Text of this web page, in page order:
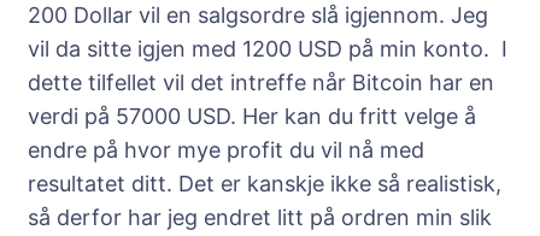
200 Dollar vil en salgsordre slå igjennom. Jeg
vil da sitte igjen med 1200 USD på min konto. I
dette tilfellet vil det intreffe når Bitcoin har en
verdi på 57000 USD. Her kan du fritt velge å
endre på hvor mye profit du vil nå med
resultatet ditt. Det er kanskje ikke så realistisk,
så derfor har jeg endret litt på ordren min slik